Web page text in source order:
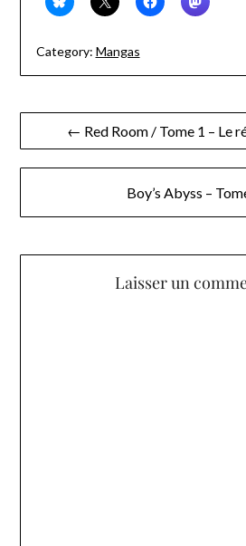
Category: Mangas
Navigation
de
← Red Room / Tome 1 – Le
Boy’s Abyss –
Laisser un